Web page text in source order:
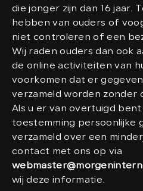
die jonger zijn dan 16 jaar.
hebben van ouders of
niet controleren of een
Wij raden ouders dan ook
de online activiteiten van
voorkomen dat er
verzameld worden zonder
Als u er van overtuigd
toestemming persoonlijke
verzameld over een
contact met ons op via
wij deze informatie.